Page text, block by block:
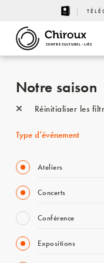
CENTRE CULTUREL - LIÈGE
Notre saison
Réinitialiser les
Type d’événement
Ateliers
Concerts
Conférence
Expositions